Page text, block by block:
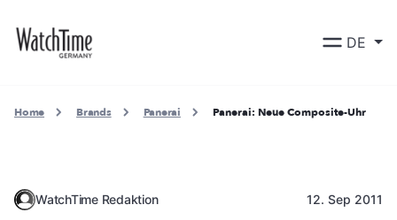
DE
Home Brands Panerai Panerai: Neue Composite-Uhr
WatchTime Redaktion 12. Sep 2011